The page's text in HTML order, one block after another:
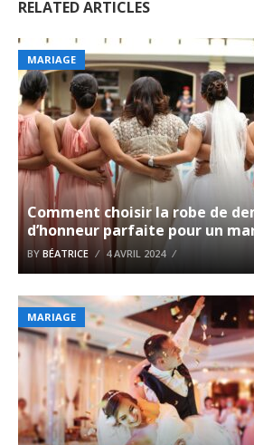
RELATED ARTICLES
MARIAGE
Comment choisir la robe de
d’honneur parfaite pour un
BY BÉATRICE 4 AVRIL 2024
MARIAGE